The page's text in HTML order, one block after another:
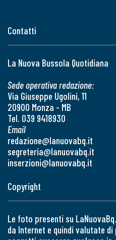
Contatti
La Nuova Bussola Quotidiana
Sede operativa redazione:
Via Giuseppe Ugolini, 11
20900 Monza - MB
Tel. 039 9418930
Email
redazione@lanuovabq.it
segreteria@lanuovabq.it
inserzioni@lanuovabq.it
Copyright
Le foto presenti su
da Internet e quindi valutate